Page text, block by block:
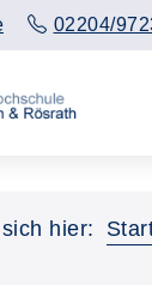
02204/
hier: